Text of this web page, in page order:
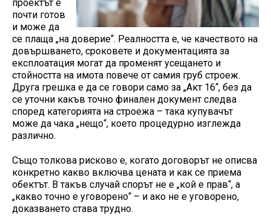
проектът е
почти готов
и може да
се плаща „на доверие“. Реалността е, че качеството на
довършването, сроковете и документацията за
експлоатация могат да променят усещането и
стойността на имота повече от самия груб строеж.
Друга грешка е да се говори само за „Акт 16“, без да
се уточни какъв точно финален документ следва
според категорията на строежа – така купувачът
може да чака „нещо“, което процедурно изглежда
различно.
Също толкова рисково е, когато договорът не описва
конкретно какво включва цената и как се приема
обектът. В такъв случай спорът не е „кой е прав“, а
„какво точно е уговорено“ – и ако не е уговорено,
доказването става трудно.